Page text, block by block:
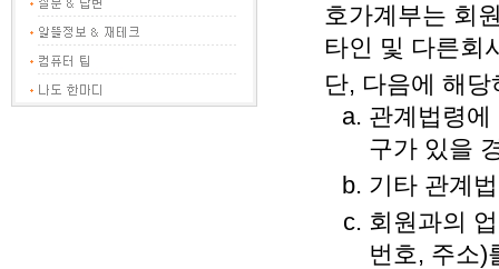
호가계부는 회
타인 및 다른회
단, 다음에 해
관계법령
구가 있을
기타 관계
회원과의
번호, 주소)